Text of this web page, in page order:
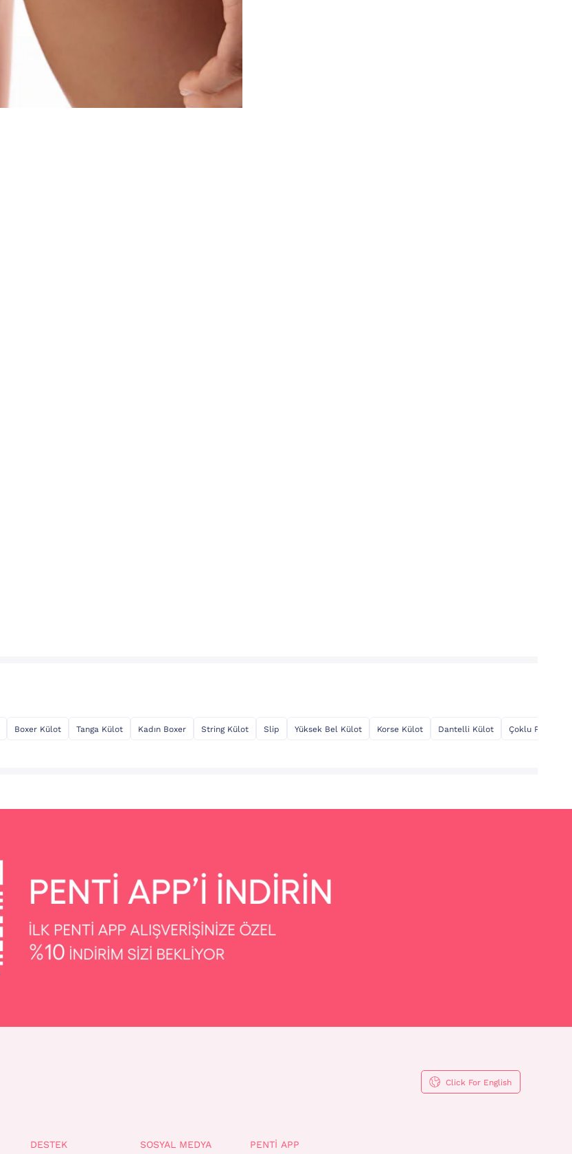
Boxer Külot Tanga Külot Kadın Boxer String Külot Slip Yüksek Bel Külot Korse Külot Dantelli Külot Çoklu Paket
Click For English
DESTEK SOSYAL MEDYA PENTI APP